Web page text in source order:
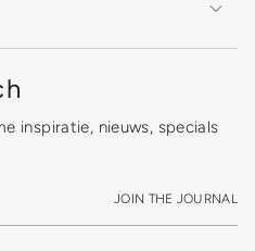
inspiratie, nieuws, specials
JOIN THE JOURNAL